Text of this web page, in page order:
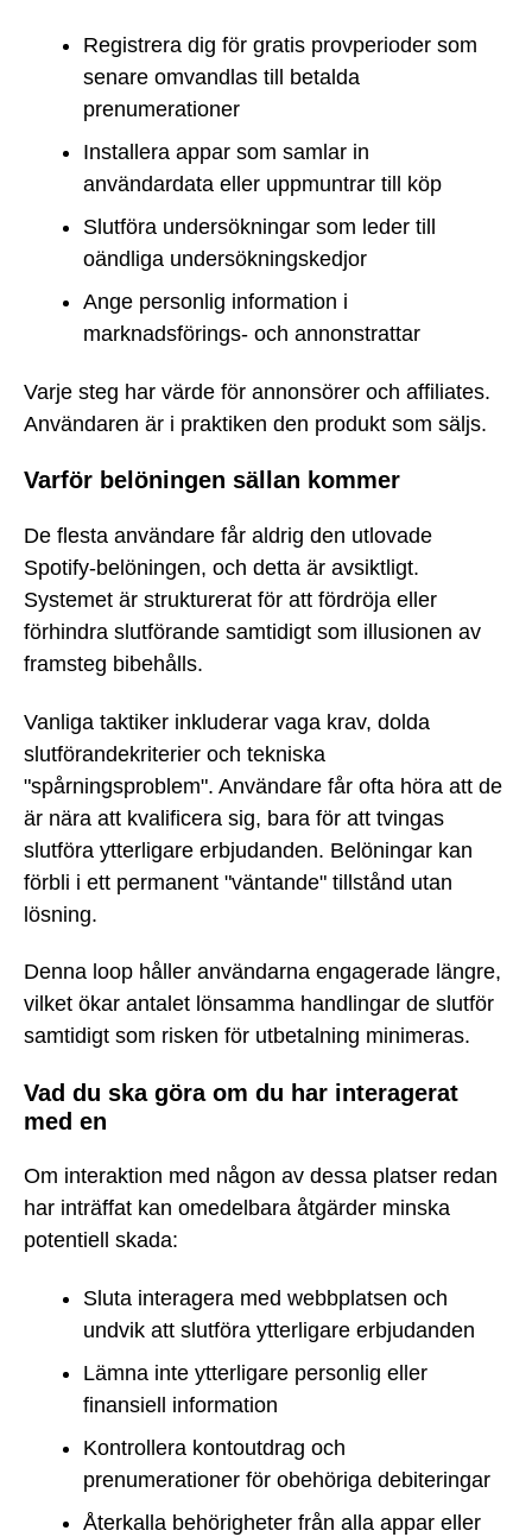
Registrera dig för gratis provperioder som
senare omvandlas till betalda
prenumerationer
Installera appar som samlar in
användardata eller uppmuntrar till köp
Slutföra undersökningar som leder till
oändliga undersökningskedjor
Ange personlig information i
marknadsförings- och annonstrattar
Varje steg har värde för annonsörer och affiliates.
Användaren är i praktiken den produkt som säljs.
Varför belöningen sällan kommer
De flesta användare får aldrig den utlovade
Spotify-belöningen, och detta är avsiktligt.
Systemet är strukturerat för att fördröja eller
förhindra slutförande samtidigt som illusionen av
framsteg bibehålls.
Vanliga taktiker inkluderar vaga krav, dolda
slutförandekriterier och tekniska
"spårningsproblem". Användare får ofta höra att de
är nära att kvalificera sig, bara för att tvingas
slutföra ytterligare erbjudanden. Belöningar kan
förbli i ett permanent "väntande" tillstånd utan
lösning.
Denna loop håller användarna engagerade längre,
vilket ökar antalet lönsamma handlingar de slutför
samtidigt som risken för utbetalning minimeras.
Vad du ska göra om du har interagerat
med en
Om interaktion med någon av dessa platser redan
har inträffat kan omedelbara åtgärder minska
potentiell skada:
Sluta interagera med webbplatsen och
undvik att slutföra ytterligare erbjudanden
Lämna inte ytterligare personlig eller
finansiell information
Kontrollera kontoutdrag och
prenumerationer för obehöriga debiteringar
Återkalla behörigheter från alla appar eller